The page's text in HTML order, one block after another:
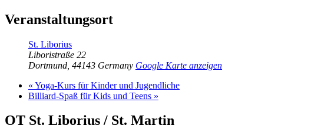
Veranstaltungsort
St. Liborius
Liboristraße 22
Dortmund 44143 Germany Google Karte anzeigen
« Yoga-Kurs für Kinder und Jugendliche
Billiard-Spaß für Kids und Teens »
OT St. Liborius / St. Martin